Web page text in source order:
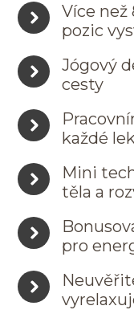
Více než
pozic
Jógový
cesty
každé
Mini
těla a
pro